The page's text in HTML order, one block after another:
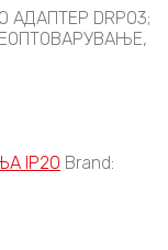
DRP03;
IP20 Brand: